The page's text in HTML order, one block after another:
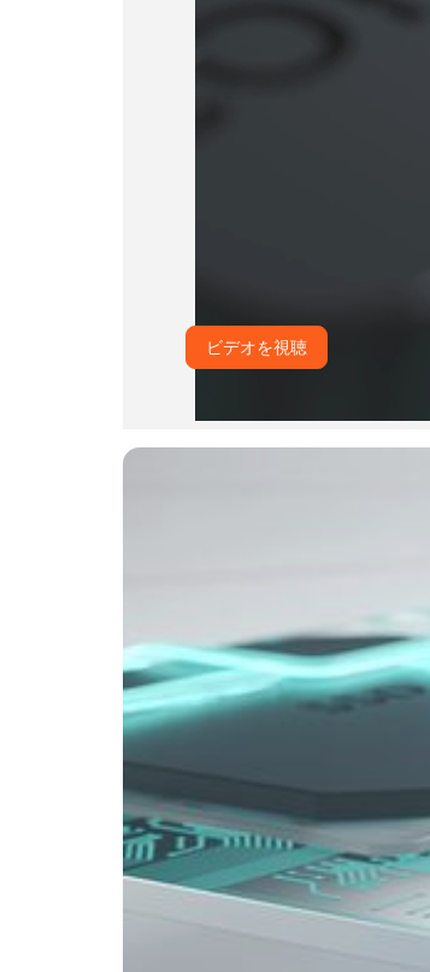
ビデオを視聴